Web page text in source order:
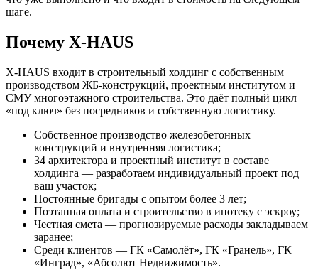
шаге.
Почему X-HAUS
X-HAUS входит в строительный холдинг с собственным
производством ЖБ-конструкций, проектным институтом и
СМУ многоэтажного строительства. Это даёт полный цикл
«под ключ» без посредников и собственную логистику.
Собственное производство железобетонных
конструкций и внутренняя логистика;
34 архитектора и проектный институт в составе
холдинга — разработаем индивидуальный проект под
ваш участок;
Постоянные бригады с опытом более 3 лет;
Поэтапная оплата и строительство в ипотеку с эскроу;
Честная смета — прогнозируемые расходы закладываем
заранее;
Среди клиентов — ГК «Самолёт», ГК «Гранель», ГК
«Инград», «Абсолют Недвижимость».